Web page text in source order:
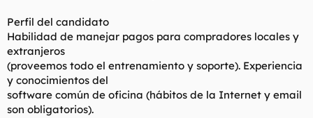
Perfil del candidato
Habilidad de manejar pagos para compradores locales y
extranjeros
(proveemos todo el entrenamiento y soporte). Experiencia
y conocimientos del
software común de oficina (hábitos de la Internet y email
son obligatorios).